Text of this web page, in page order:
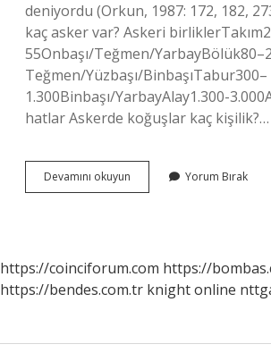
deniyordu (Orkun, 1987: 172, 182,
kaç asker var? Askeri
55Onbaşı/Teğmen/
Teğmen/Yüzbaşı/BinbaşıTabur300–
1.300Binbaşı/YarbayAlay1.300-
hatlar Askerde koğuşlar kaç kişilik?…
Devamını okuyun
Kol
Yorum Bırak
https://coinciforum.com https://
https://bendes.com.tr knight online